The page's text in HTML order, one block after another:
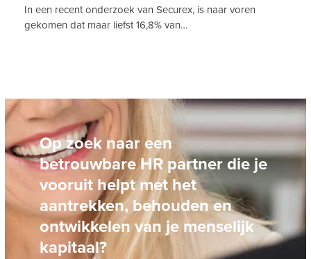
In een recent onderzoek van Securex, is naar voren
gekomen dat maar liefst 16,8% van…
Op zoek naar een
betrouwbare HR partner die je
vooruit helpt met het
aantrekken, behouden en
ontwikkelen van je menselijk
kapitaal?